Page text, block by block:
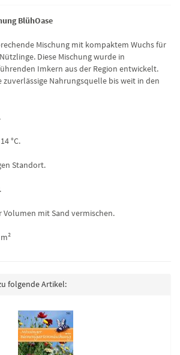
BlühOase
Mischung mit kompaktem Wuchs für
Diese Mischung wurde in
Imkern aus der Region entwickelt.
zuverlässige Nahrungsquelle bis weit in den
°C.
Standort.
Volumen mit Sand vermischen.
folgende Artikel: